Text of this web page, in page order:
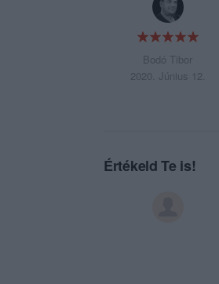
Bodó Tibor
2020. Június 12.
Értékeld Te is!